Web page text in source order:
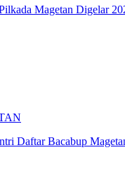
Magetan Digelar
Daftar Bacabup